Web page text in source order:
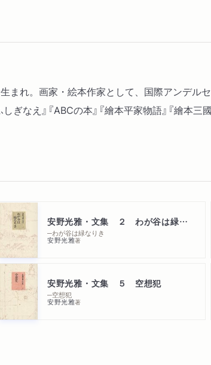
まれ。画家・絵本作家として、国際アンデル
なえ』『ABCの本』『繪本平家物語』『繪本
安野光雅・文集 ２ わが谷は緑なりき
─わが谷は緑なりき
安野光雅著
安野光雅・文集 ５ 空想犯
─空想犯
安野光雅著